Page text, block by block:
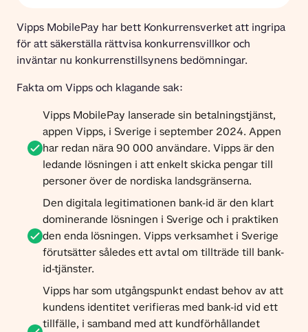
Vipps MobilePay har bett Konkurrensverket att ingripa
för att säkerställa rättvisa konkurrensvillkor och
inväntar nu konkurrenstillsynens bedömningar.
Fakta om Vipps och klagande sak:
Vipps MobilePay lanserade sin betalningstjänst,
appen Vipps, i Sverige i september 2024. Appen
har redan nära 90 000 användare. Vipps är den
ledande lösningen i att enkelt skicka pengar till
personer över de nordiska landsgränserna.
Den digitala legitimationen bank-id är den klart
dominerande lösningen i Sverige och i praktiken
den enda lösningen. Vipps verksamhet i Sverige
förutsätter således ett avtal om tillträde till bank-
id-tjänster.
Vipps har som utgångspunkt endast behov av att
kundens identitet verifieras med bank-id vid ett
tillfälle, i samband med att kundförhållandet